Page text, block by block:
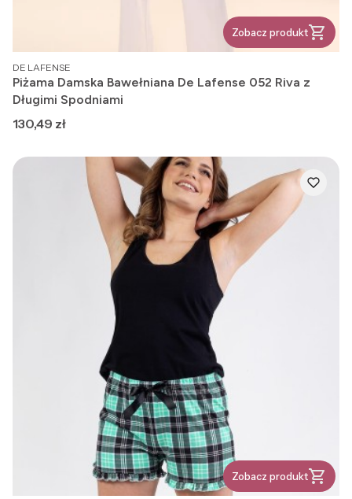
Zobacz produkt
PRODUCENT
DE LAFENSE
Piżama Damska Bawełniana De Lafense 052 Riva z
Długimi Spodniami
Cena
130,49 zł
Zobacz produkt